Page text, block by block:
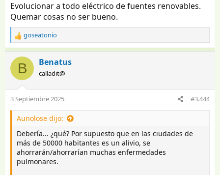
Evolucionar a todo eléctrico de fuentes renovables.
Quemar cosas no ser bueno.
R
e
a
o
n
e
s
goseatonio
B Benatus
calladit@
3 Septiembre 2025 #3.444
Aunolose dijo:
Debería... ¿qué? Por supuesto que en las ciudades de
más de 50000 habitantes es un alivio, se
ahorrarán/ahorrarían muchas enfermedades
pulmonares.